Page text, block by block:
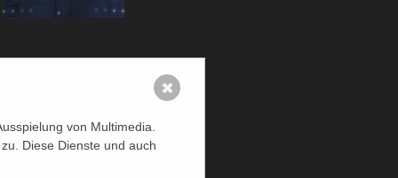
von Multimedia.
Diese Dienste und auch
✖